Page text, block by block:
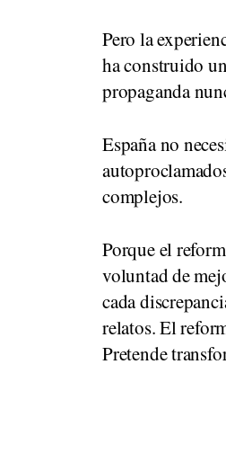
Pero la
ha construido
propaganda
España no
complejos.
Porque el
voluntad de
cada
relatos. El
Pretende